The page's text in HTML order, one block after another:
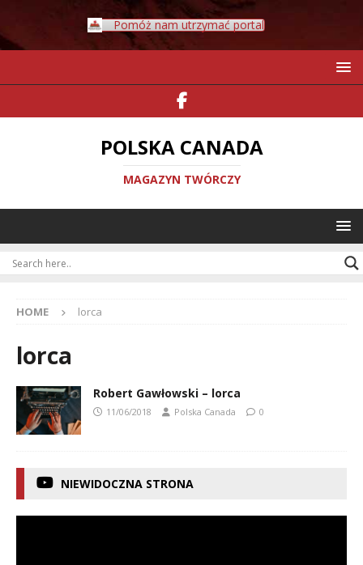
Pomóż nam utrzymać portal
POLSKA CANADA
MAGAZYN TWÓRCZY
HOME lorca
lorca
Robert Gawłowski – lorca
11/06/2018 Polska Canada 0
NIEWIDOCZNA STRONA